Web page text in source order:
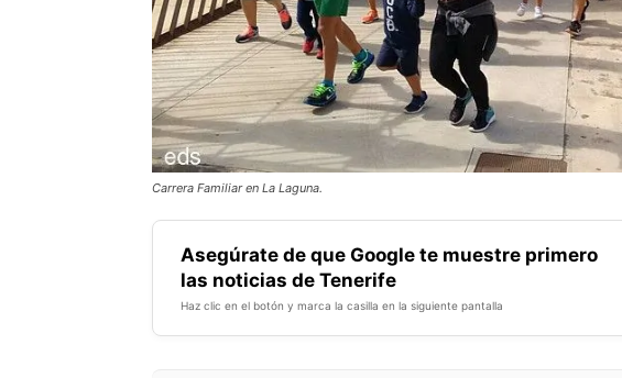
Carrera Familiar en La Laguna.
Asegúrate de que Google te muestre primero
las noticias de Tenerife
Haz clic en el botón y marca la casilla en la siguiente pantalla